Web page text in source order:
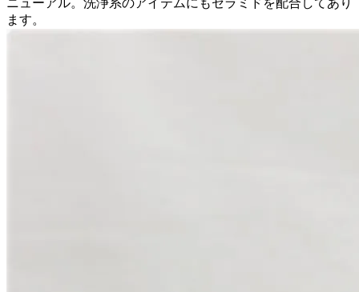
ニューアル。洗浄系のアイテムにもセラミドを配合してあり
ます。